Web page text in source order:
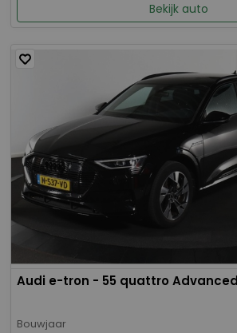
Bekijk auto
Audi e-tron - 55 quattro
Bouwjaar